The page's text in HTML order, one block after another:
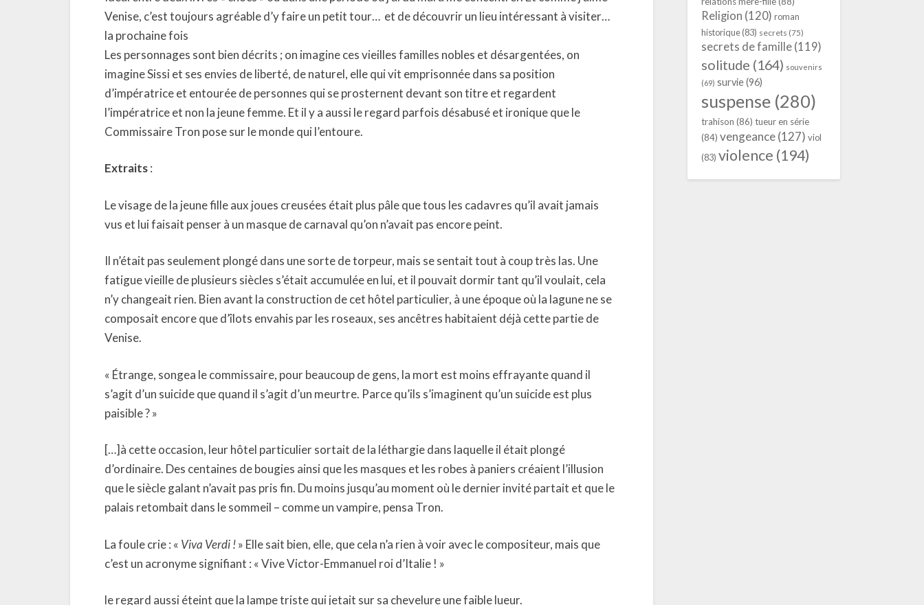
Venise, c’est toujours agréable d’y faire un petit tour… et de découvrir un lieu intéressant à visiter…
la prochaine fois
Les personnages sont bien décrits ; on imagine ces vieilles familles nobles et désargentées, on
imagine Sissi et ses envies de liberté, de naturel, elle qui vit emprisonnée dans sa position
d’impératrice et entourée de personnes qui se prosternent devant son titre et regardent
l’impératrice et non la jeune femme. Et il y a aussi le regard parfois désabusé et ironique que le
Commissaire Tron pose sur le monde qui l’entoure.
Extraits:
Le visage de la jeune fille aux joues creusées était plus pâle que tous les cadavres qu’il avait jamais
vus et lui faisait penser à un masque de carnaval qu’on n’avait pas encore peint.
Il n’était pas seulement plongé dans une sorte de torpeur, mais se sentait tout à coup très las. Une
fatigue vieille de plusieurs siècles s’était accumulée en lui, et il pouvait dormir tant qu’il voulait, cela
n’y changeait rien. Bien avant la construction de cet hôtel particulier, à une époque où la lagune ne se
composait encore que d’îlots envahis par les roseaux, ses ancêtres habitaient déjà cette partie de
Venise.
« Étrange, songea le commissaire, pour beaucoup de gens, la mort est moins effrayante quand il
s’agit d’un suicide que quand il s’agit d’un meurtre. Parce qu’ils s’imaginent qu’un suicide est plus
paisible ? »
[…]à cette occasion, leur hôtel particulier sortait de la léthargie dans laquelle il était plongé
d’ordinaire. Des centaines de bougies ainsi que les masques et les robes à paniers créaient l’illusion
que le siècle galant n’avait pas pris fin. Du moins jusqu’au moment où le dernier invité partait et que le
palais retombait dans le sommeil – comme un vampire, pensa Tron.
La foule crie : « Viva Verdi !» Elle sait bien, elle, que cela n’a rien à voir avec le compositeur, mais que
c’est un acronyme signifiant : « Vive Victor-Emmanuel roi d’Italie ! »
le regard aussi éteint que la lampe triste qui jetait sur sa chevelure une faible lueur.
Religion (120) roman
historique(83) secrets (75)
secrets de famille(119)
solitude (164) souvenirs
(69) survie(96)
suspense(280)
trahison (86) tueur en série
(84) vengeance(127) viol
(83) violence (194)